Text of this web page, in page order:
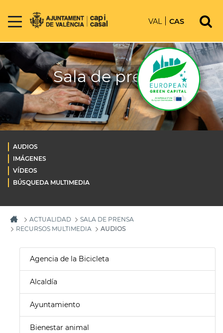
VAL CAS
Sala de prensa
AUDIOS
IMÁGENES
VÍDEOS
BÚSQUEDA MULTIMEDIA
ACTUALIDAD
SALA DE PRENSA
RECURSOS MULTIMEDIA
AUDIOS
Agencia de la Bicicleta
Alcaldía
Ayuntamiento
Bienestar animal